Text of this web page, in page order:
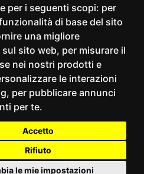
per i seguenti scopi: per
di base del sito
una migliore
sul sito web, per misurare il
nei nostri prodotti e
le interazioni
, per pubblicare annunci
per te.
Accetto
Rifiuto
le mie impostazioni